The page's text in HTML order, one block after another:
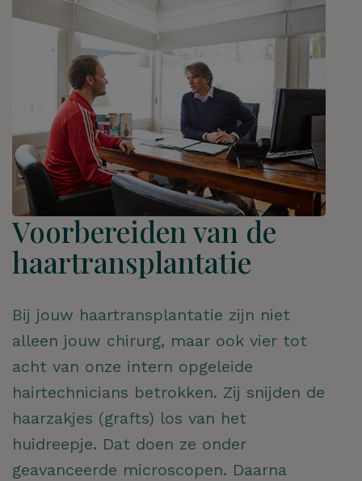
Voorbereiden van de
haartransplantatie
Bij jouw haartransplantatie zijn niet
alleen jouw chirurg, maar ook vier tot
acht van onze intern opgeleide
hairtechnicians betrokken. Zij snijden de
haarzakjes (grafts) los van het
huidreepje. Dat doen ze onder
geavanceerde microscopen. Daarna